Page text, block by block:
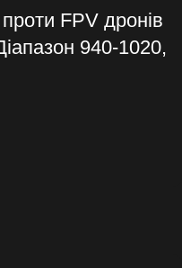
FPV дронів
940-1020,